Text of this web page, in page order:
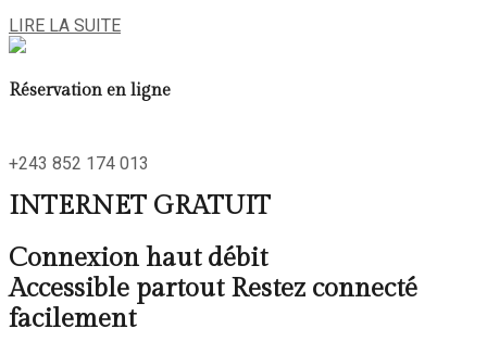
LIRE LA SUITE
Réservation en ligne
+243 852 174 013
INTERNET GRATUIT
Connexion haut débit
Accessible partout Restez connecté
facilement